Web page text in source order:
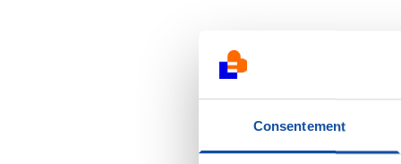
Consentement